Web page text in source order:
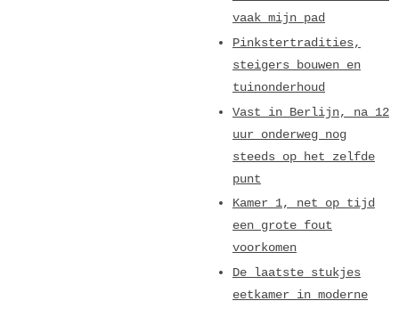
vaak mijn pad
Pinkstertradities,
steigers bouwen en
tuinonderhoud
Vast in Berlijn, na 12
uur onderweg nog
steeds op het zelfde
punt
Kamer 1, net op tijd
een grote fout
voorkomen
De laatste stukjes
eetkamer in moderne